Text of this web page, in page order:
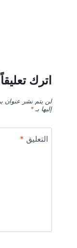
اترك تعليقاً
لن يتم نشر عنوان
إليها بـ*
التعليق *